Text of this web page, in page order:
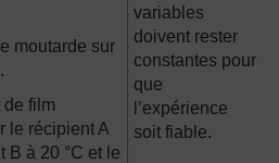
variables
doivent rester
constantes pour
que
l’expérience
soit fiable.
moutarde sur
film
le récipient A
B à 20 °C et le